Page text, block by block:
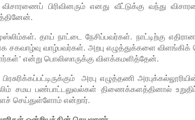
விசாரணைப் பிரிவினரும் எனது வீட்டுக்கு வந்து
தாய் நாட்டை நேசிப்பவர்கள். நாட்டிற்கு
சகவாழ்வு வாழ்பவர்கள். அறபு எழுத்துக்களை
என்று பொலிஸாருக்கு விளக்கமளித்தேன்.
பிரசுரிக்கப்பட்டிருக்கும் அரபு எழுத்தணி
சமய பண்பாட்டலுவல்கள் திணைக்களத்தினால்
செய்துள்ளோம் என்றார்.